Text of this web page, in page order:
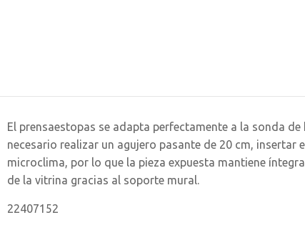
El prensaestopas se adapta perfectamente a la sonda
necesario realizar un agujero pasante de 20 cm,
microclima, por lo que la pieza expuesta mantiene
de la vitrina gracias al soporte mural.
22407152